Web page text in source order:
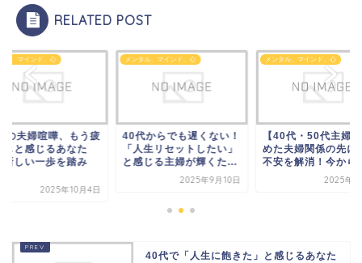
RELATED POST
ル、マインド、心
の夫婦喧嘩、もう疲
…と感じるあなた
新しい一歩を踏み
2025年10月4日
メンタル、マインド、心
40代からでも遅くない！
「人生リセットしたい」
と感じる主婦が輝くた...
2025年9月10日
メンタル、マインド、心
【40代・50代主婦
めた夫婦関係の先に
不安を解消！今から
2025年8
40代で「人生に飽きた」と感じるあなた